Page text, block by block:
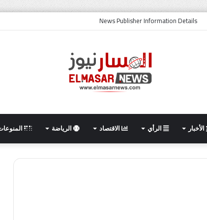
News Publisher Information Details
الأخبار الرأي الاقتصاد الرياضة